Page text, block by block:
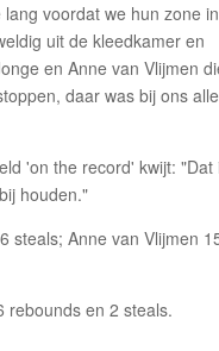
voordat we hun zone in
uit de kleedkamer en
en Anne van Vlijmen
daar was bij ons
'on the record' kwijt: "Dat
houden."
steals; Anne van Vlijmen
rebounds en 2 steals.